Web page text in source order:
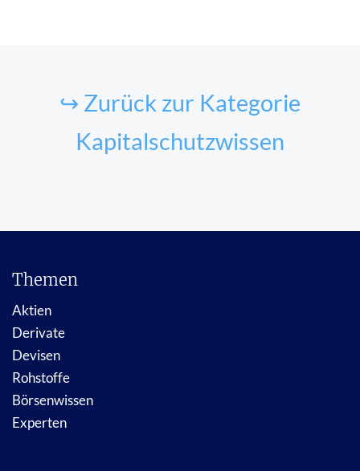
↪ Zurück zur Kategorie
Kapitalschutzwissen
Themen
Aktien
Derivate
Devisen
Rohstoffe
Börsenwissen
Experten